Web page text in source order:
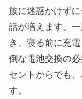
族に迷惑かけず
話が増えます。
き、寝る前に充
倒な電池交換の
セントからでも
す。